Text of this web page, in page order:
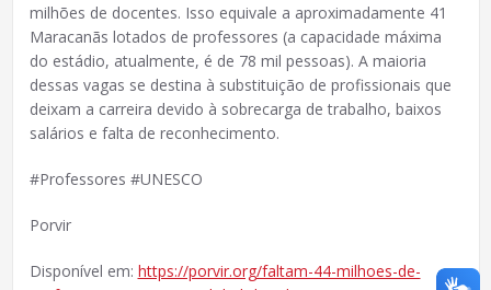
milhões de docentes. Isso equivale a aproximadamente 41
Maracanãs lotados de professores (a capacidade máxima
do estádio, atualmente, é de 78 mil pessoas). A maioria
dessas vagas se destina à substituição de profissionais que
deixam a carreira devido à sobrecarga de trabalho, baixos
salários e falta de reconhecimento.
#Professores #UNESCO
Porvir
Disponível em: https://porvir.org/faltam-44-milhoes-de-